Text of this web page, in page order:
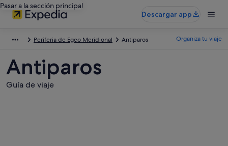
Pasar a la sección principal
Descargar app
Periferia de Egeo Meridional Antiparos Organiza tu viaje
Antiparos
Guía de viaje